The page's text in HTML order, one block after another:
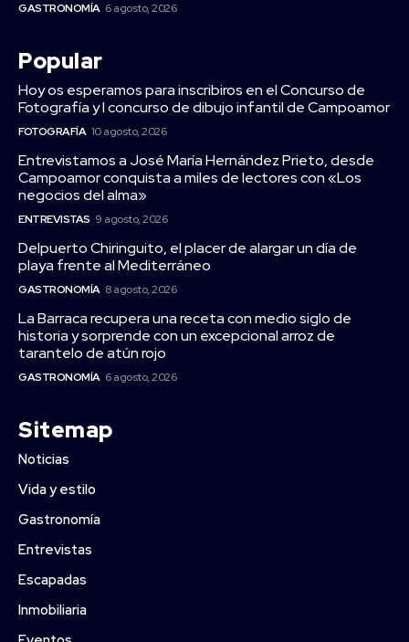
GASTRONOMÍA 6 agosto, 2026
Popular
Hoy os esperamos para inscribiros en el Concurso de
Fotografía y I concurso de dibujo infantil de Campoamor
FOTOGRAFÍA 10 agosto, 2026
Entrevistamos a José María Hernández Prieto, desde
Campoamor conquista a miles de lectores con «Los
negocios del alma»
ENTREVISTAS 9 agosto, 2026
Delpuerto Chiringuito, el placer de alargar un día de
playa frente al Mediterráneo
GASTRONOMÍA 8 agosto, 2026
La Barraca recupera una receta con medio siglo de
historia y sorprende con un excepcional arroz de
tarantelo de atún rojo
GASTRONOMÍA 6 agosto, 2026
Sitemap
Noticias
Vida y estilo
Gastronomía
Entrevistas
Escapadas
Inmobiliaria